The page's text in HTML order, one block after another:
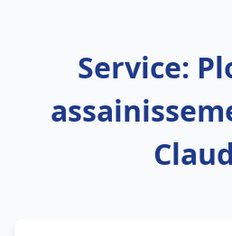
Service: